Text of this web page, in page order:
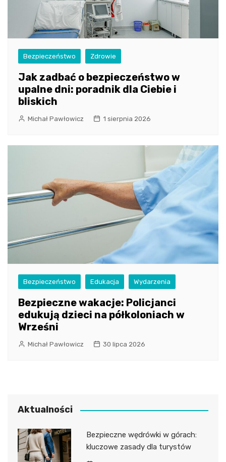
Bezpieczeństwo Zdrowie
Jak zadbać o bezpieczeństwo w
upalne dni: poradnik dla Ciebie i
bliskich
Michał Pawłowicz 1 sierpnia 2026
Bezpieczeństwo Edukacja Wydarzenia
Bezpieczne wakacje: Policjanci
edukują dzieci na półkoloniach w
Wrześni
Michał Pawłowicz 30 lipca 2026
Aktualności
Bezpieczne wędrówki w górach:
kluczowe zasady dla turystów